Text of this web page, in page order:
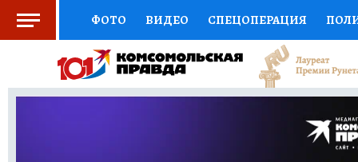
ФОТО ВИДЕО СПЕЦОПЕРАЦИЯ
СОЦПОДДЕРЖКА НАУКА СПОРТ
ВЫБОР ЭКСПЕРТОВ ДОКТОР
ПРОГНОЗЫ НА СПОРТ